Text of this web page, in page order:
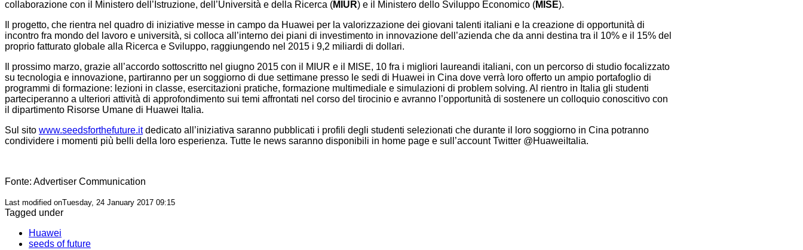
collaborazione con il Ministero dell’Istruzione, dell’Università e della Ricerca (MIUR) e il Ministero dello Sviluppo Economico (MISE).
Il progetto, che rientra nel quadro di iniziative messe in campo da Huawei per la valorizzazione dei giovani talenti italiani e la creazione di opportunità di
incontro fra mondo del lavoro e università, si colloca all’interno dei piani di investimento in innovazione dell’azienda che da anni destina tra il 10% e il 15% del
proprio fatturato globale alla Ricerca e Sviluppo, raggiungendo nel 2015 i 9,2 miliardi di dollari.
Il prossimo marzo, grazie all’accordo sottoscritto nel giugno 2015 con il MIUR e il MISE, 10 fra i migliori laureandi italiani, con un percorso di studio focalizzato
su tecnologia e innovazione, partiranno per un soggiorno di due settimane presso le sedi di Huawei in Cina dove verrà loro offerto un ampio portafoglio di
programmi di formazione: lezioni in classe, esercitazioni pratiche, formazione multimediale e simulazioni di problem solving. Al rientro in Italia gli studenti
parteciperanno a ulteriori attività di approfondimento sui temi affrontati nel corso del tirocinio e avranno l’opportunità di sostenere un colloquio conoscitivo con
il dipartimento Risorse Umane di Huawei Italia.
Sul sito www.seedsforthefuture.itdedicato all’iniziativa saranno pubblicati i profili degli studenti selezionati che durante il loro soggiorno in Cina potranno
condividere i momenti più belli della loro esperienza. Tutte le news saranno disponibili in home page e sull’account Twitter @HuaweiItalia.
Fonte: Advertiser Communication
Last modified onTuesday, 24 January 2017 09:15
Tagged under
Huawei
seeds of future